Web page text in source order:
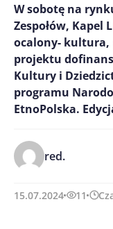
W sobotę na
Zespołów, Kapel
ocalony- kultura,
projektu
Kultury i
programu
EtnoPolska.
red.
15.07.2024 11